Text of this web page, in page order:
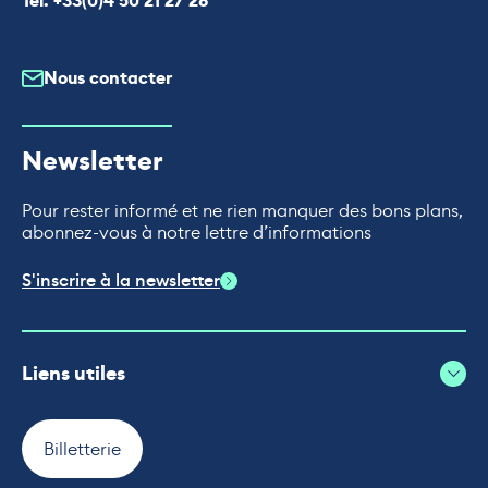
Nous contacter
Newsletter
Pour rester informé et ne rien manquer des bons plans,
abonnez-vous à notre lettre d’informations
S'inscrire à la newsletter
Liens utiles
Billetterie